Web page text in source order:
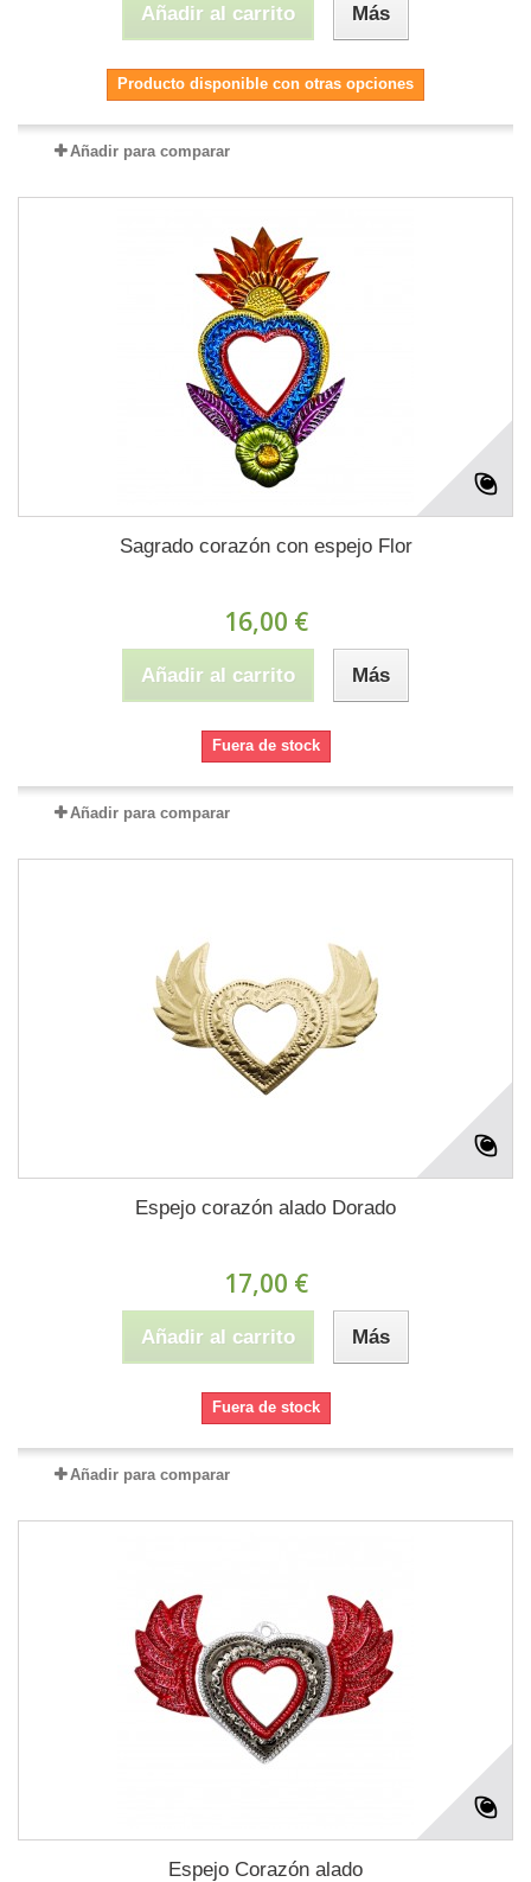
Añadir al carrito Más
Producto disponible con otras opciones
Añadir para comparar
Sagrado corazón con espejo Flor
16,00 €
Añadir al carrito Más
Fuera de stock
Añadir para comparar
Espejo corazón alado Dorado
17,00 €
Añadir al carrito Más
Fuera de stock
Añadir para comparar
Espejo Corazón alado